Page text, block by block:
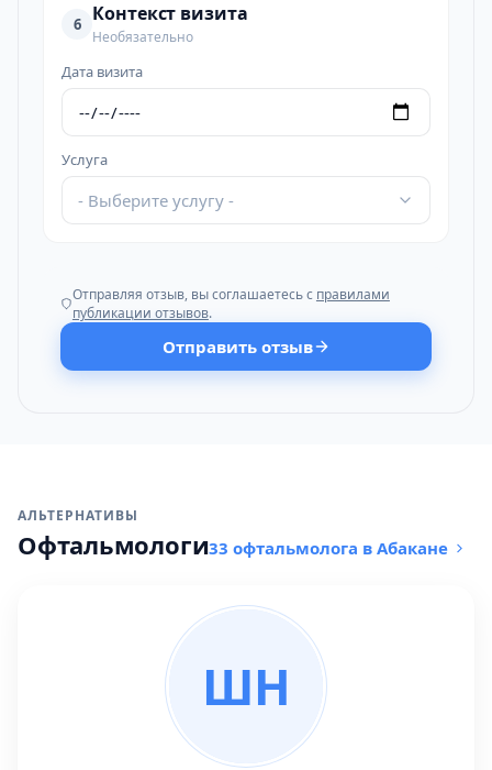
6 Контекст визита
Необязательно
Дата визита
Услуга
- Выберите услугу -
Отправляя отзыв, вы соглашаетесь с правилами
публикации отзывов.
Отправить отзыв
АЛЬТЕРНАТИВЫ
Офтальмологи33 офтальмолога в Абакане
ШН